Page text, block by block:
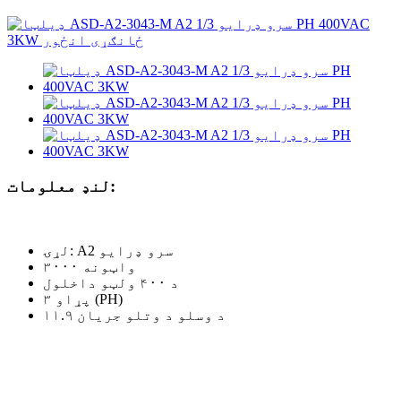
لنډ معلومات:
لړۍ: A2 سرو ډرایو
۳۰۰۰ واټونه
د ۴۰۰ ولټو داخلول
۳ پړاو (PH)
۱۱.۹ د وسلو د وتلو جریان